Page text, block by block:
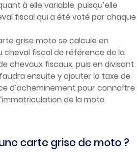
à elle variable, puisqu’elle
fiscal qui a été voté par chaque
grise moto se calcule en
cheval fiscal de référence de la
chevaux fiscaux, puis en divisant
ensuite y ajouter la taxe de
d’acheminement pour connaître
de la moto.
carte grise de moto ?